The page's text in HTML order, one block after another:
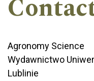
Agronomy Science
Wydawnictwo
Lublinie